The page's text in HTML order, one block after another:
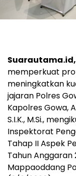
memperkuat
meningkatkan
jajaran Polres
Kapolres Gowa,
S.I.K., M.Si.,
Inspektorat
Tahap II Aspek
Tahun Anggaran
Mappaoddang